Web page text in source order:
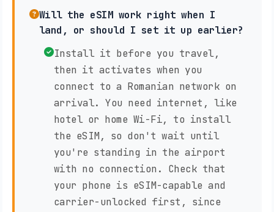
Will the eSIM work right when I
land, or should I set it up earlier?
Install it before you travel,
then it activates when you
connect to a Romanian network on
arrival. You need internet, like
hotel or home Wi-Fi, to install
the eSIM, so don't wait until
you're standing in the airport
with no connection. Check that
your phone is eSIM-capable and
carrier-unlocked first, since